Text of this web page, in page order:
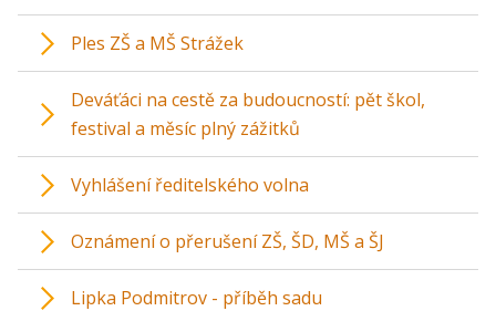
Ples ZŠ a MŠ Strážek
Deváťáci na cestě za budoucností: pět škol,
festival a měsíc plný zážitků
Vyhlášení ředitelského volna
Oznámení o přerušení ZŠ, ŠD, MŠ a ŠJ
Lipka Podmitrov - příběh sadu